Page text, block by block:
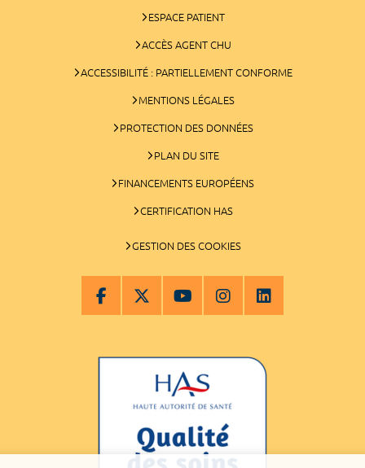
ESPACE PATIENT
ACCÈS AGENT CHU
ACCESSIBILITÉ : PARTIELLEMENT CONFORME
MENTIONS LÉGALES
PROTECTION DES DONNÉES
PLAN DU SITE
FINANCEMENTS EUROPÉENS
CERTIFICATION HAS
GESTION DES COOKIES